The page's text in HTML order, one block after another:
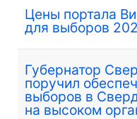
Цены портала
для выборов
Губернатор
поручил
выборов в
на высоком